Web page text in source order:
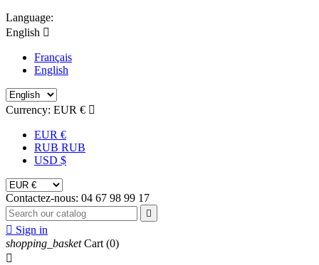
Language:
English 
Français
English
Currency: EUR € 
EUR €
RUB RUB
USD $
Contactez-nous: 04 67 98 99 17

 Sign in
shopping_basket Cart (0)
